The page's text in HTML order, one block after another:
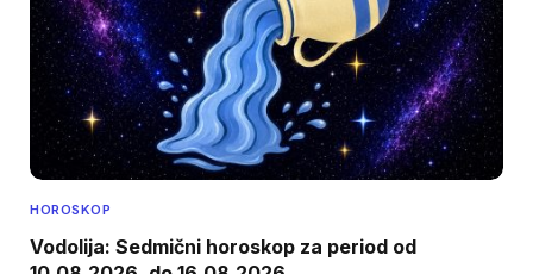
HOROSKOP
Vodolija: Sedmični horoskop za period od